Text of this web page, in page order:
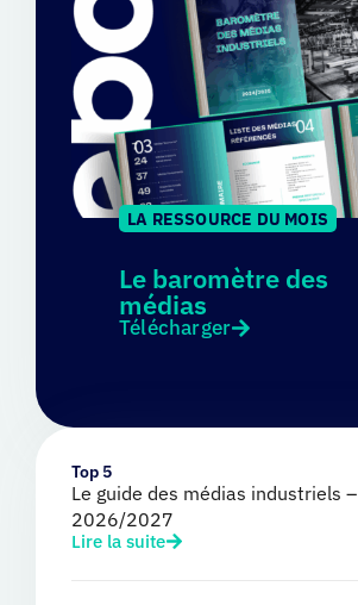
LA RESSOURCE DU MOIS
Le baromètre des
médias
Télécharger
Top 5
Le guide des médias industriels –
2026/2027
Lire la suite